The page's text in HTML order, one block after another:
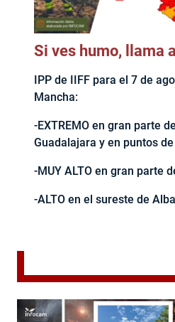
Si ves humo, llama
IPP de IIFF para el 7 de
Mancha:
-EXTREMO en gran parte
Guadalajara y en puntos
-MUY ALTO en gran parte
-ALTO en el sureste de